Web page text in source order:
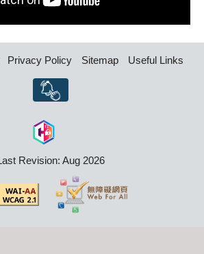
Privacy Policy Sitemap Useful Links
Revision: Aug 2026